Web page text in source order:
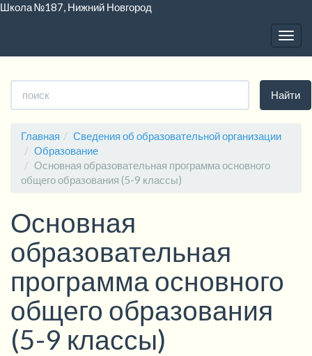
Школа №187, Нижний Новгород
Размер шрифта:
A A
Найти
Главная
Сведения об образовательной организации
Образование
Основная образовательная программа основного
общего образования (5-9 классы)
Основная
образовательная
программа основного
общего образования
(5-9 классы)